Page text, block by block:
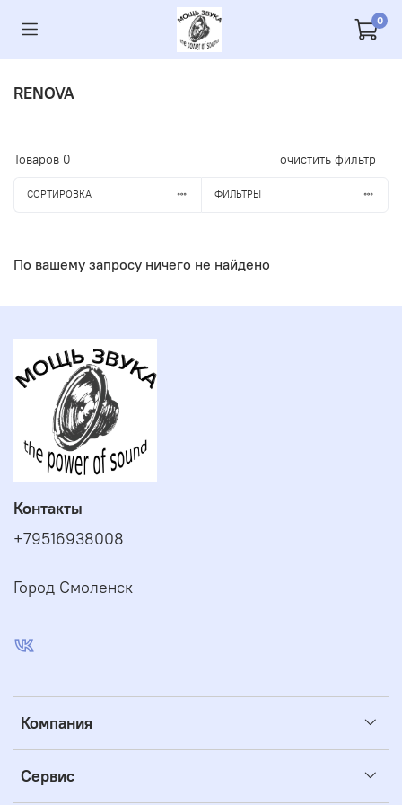
0
RENOVA
Товаров 0 очистить фильтр
СОРТИРОВКА ФИЛЬТРЫ
По вашему запросу ничего не найдено
Компания
Сервис
Контакты
+79516938008
Город Смоленск